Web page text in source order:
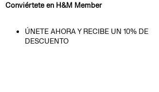
Conviértete en H&M Member
ÚNETE AHORA Y RECIBE UN 10% DE
DESCUENTO